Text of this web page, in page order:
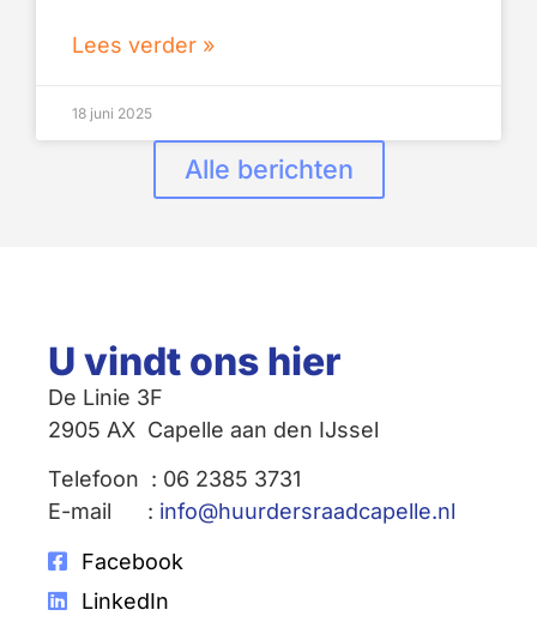
Lees verder »
18 juni 2025
Alle berichten
U vindt ons hier
De Linie 3F
2905 AX Capelle aan den IJssel
Telefoon : 06 2385 3731
E-mail : info@huurdersraadcapelle.nl
Facebook
LinkedIn